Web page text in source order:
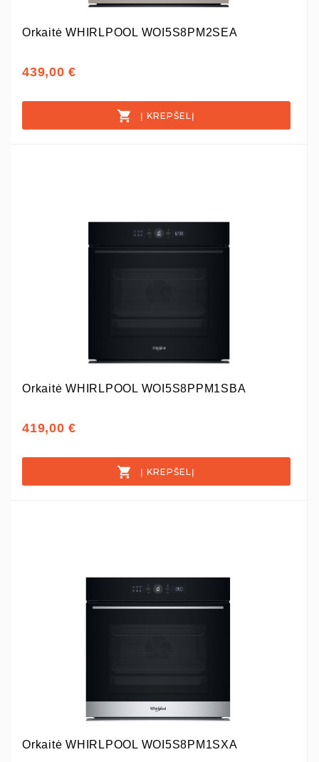
Orkaitė WHIRLPOOL WOI5S8PM2SEA
439,00 €
Į KREPŠELĮ
Orkaitė WHIRLPOOL WOI5S8PPM1SBA
419,00 €
Į KREPŠELĮ
Orkaitė WHIRLPOOL WOI5S8PM1SXA